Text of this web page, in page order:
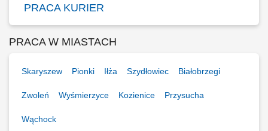
PRACA KURIER
PRACA W MIASTACH
Skaryszew Pionki Iłża Szydłowiec Białobrzegi
Zwoleń Wyśmierzyce Kozienice Przysucha
Wąchock